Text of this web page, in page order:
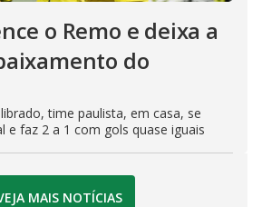
o Remo e deixa a
do
time paulista, em casa, se
e faz 2 a 1 com gols quase iguais
MAIS NOTÍCIAS